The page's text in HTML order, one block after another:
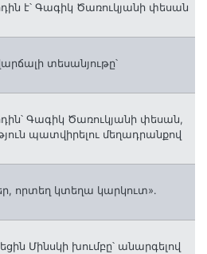
է՝ Գագիկ Ծառուկյանի փեսան
տեսանյութը՝
Գագիկ Ծառուկյանի փեսան,
պատվիրելու մեղադրանքով
որտեղ կտեղա կարկուտ»․
Մինսկի խումբը՝ անարգելով